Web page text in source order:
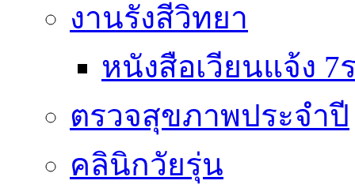
งานรังสีวิทยา
หนังสือเวียนแจ้ง 7
ตรวจสุขภาพประจำปี
คลินิกวัยรุ่น